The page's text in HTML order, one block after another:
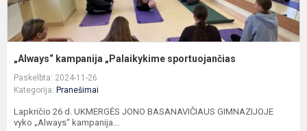
„Always“ kampanija „Palaikykime sportuojančias
Paskelbta: 2024-11-26
Kategorija: Pranešimai
Lapkričio 26 d. UKMERGĖS JONO BASANAVIČIAUS GIMNAZIJOJE
vyko „Always“ kampanija...